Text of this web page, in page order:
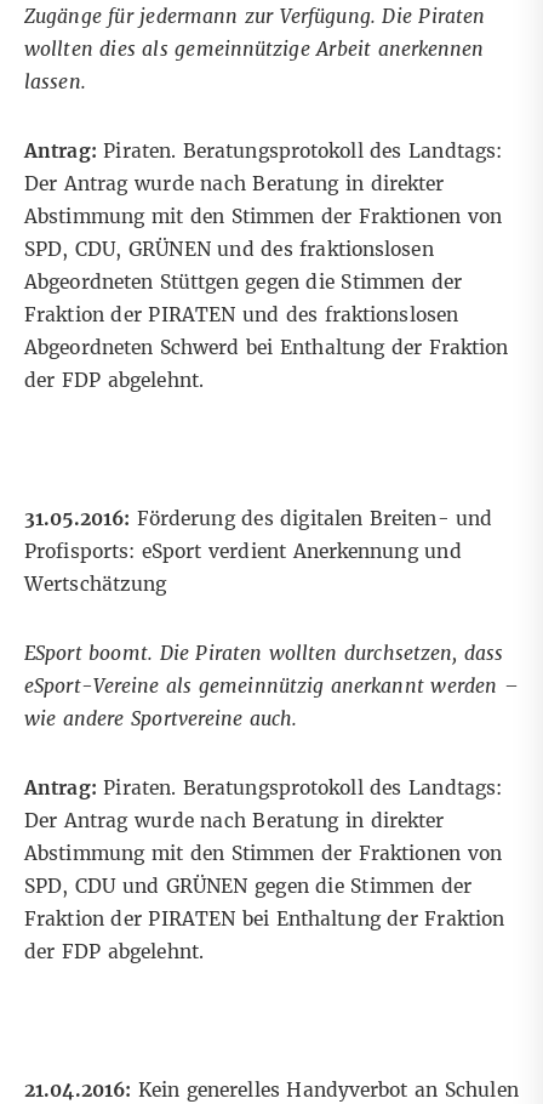
Zugänge für jedermann zur Verfügung. Die Piraten
wollten dies als gemeinnützige Arbeit anerkennen
lassen.
Antrag: Piraten. Beratungsprotokoll des Landtags:
Der Antrag wurde nach Beratung in direkter
Abstimmung mit den Stimmen der Fraktionen von
SPD, CDU, GRÜNEN und des fraktionslosen
Abgeordneten Stüttgen gegen die Stimmen der
Fraktion der PIRATEN und des fraktionslosen
Abgeordneten Schwerd bei Enthaltung der Fraktion
der FDP abgelehnt.
31.05.2016: Förderung des digitalen Breiten- und
Profisports: eSport verdient Anerkennung und
Wertschätzung
ESport boomt. Die Piraten wollten durchsetzen, dass
eSport-Vereine als gemeinnützig anerkannt werden –
wie andere Sportvereine auch.
Antrag:Piraten. Beratungsprotokoll des Landtags:
Der Antrag wurde nach Beratung in direkter
Abstimmung mit den Stimmen der Fraktionen von
SPD, CDU und GRÜNEN gegen die Stimmen der
Fraktion der PIRATEN bei Enthaltung der Fraktion
der FDP abgelehnt.
21.04.2016: Kein generelles Handyverbot an Schulen